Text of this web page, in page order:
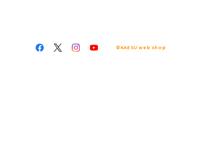
©KAESU web shop